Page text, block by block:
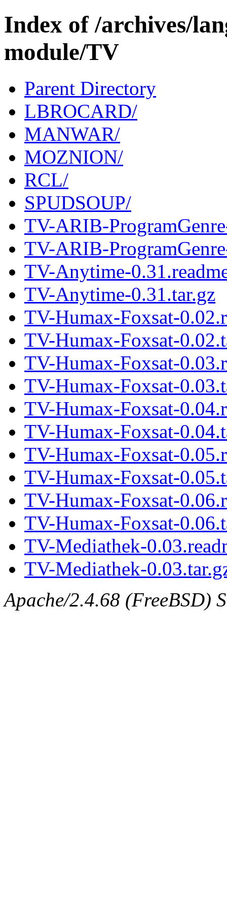
Index of /archives/
module/TV
Parent Directory
LBROCARD/
MANWAR/
MOZNION/
RCL/
SPUDSOUP/
TV-ARIB-
TV-ARIB-
TV-Anytime-
TV-Anytime-0.31.tar.gz
TV-Humax-Foxsat-
TV-Humax-Foxsat-
TV-Humax-Foxsat-
TV-Humax-Foxsat-
TV-Humax-Foxsat-
TV-Humax-Foxsat-
TV-Humax-Foxsat-
TV-Humax-Foxsat-
TV-Humax-Foxsat-
TV-Humax-Foxsat-
TV-Mediathek-
TV-Mediathek-
Apache/2.4.68 (FreeBSD)